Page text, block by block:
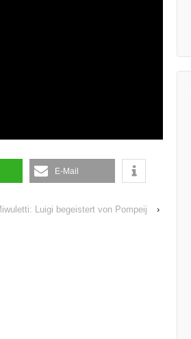
E-Mail
Luigi begeistert von Pompeij ›